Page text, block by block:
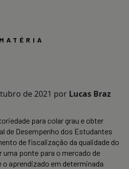
de 2021 por Lucas Braz
para colar grau e obter
de Desempenho dos Estudantes
de fiscalização da qualidade do
uma ponte para o mercado de
aprendizado em determinada